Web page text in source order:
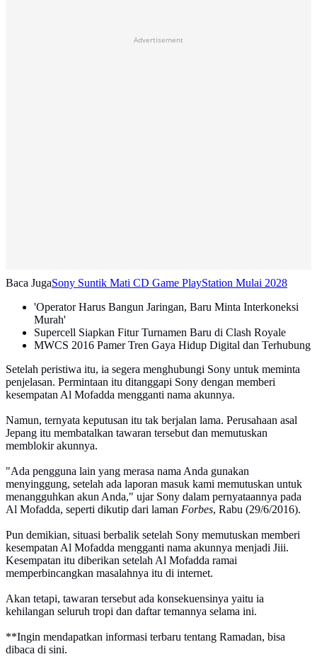
Advertisement
Baca JugaSony Suntik Mati CD Game PlayStation Mulai 2028
'Operator Harus Bangun Jaringan, Baru Minta Interkoneksi
Murah'
Supercell Siapkan Fitur Turnamen Baru di Clash Royale
MWCS 2016 Pamer Tren Gaya Hidup Digital dan Terhubung
Setelah peristiwa itu, ia segera menghubungi Sony untuk meminta
penjelasan. Permintaan itu ditanggapi Sony dengan memberi
kesempatan Al Mofadda mengganti nama akunnya.
Namun, ternyata keputusan itu tak berjalan lama. Perusahaan asal
Jepang itu membatalkan tawaran tersebut dan memutuskan
memblokir akunnya.
"Ada pengguna lain yang merasa nama Anda gunakan
menyinggung, setelah ada laporan masuk kami memutuskan untuk
menangguhkan akun Anda," ujar Sony dalam pernyataannya pada
Al Mofadda, seperti dikutip dari laman Forbes, Rabu (29/6/2016).
Pun demikian, situasi berbalik setelah Sony memutuskan memberi
kesempatan Al Mofadda mengganti nama akunnya menjadi Jiii.
Kesempatan itu diberikan setelah Al Mofadda ramai
memperbincangkan masalahnya itu di internet.
Akan tetapi, tawaran tersebut ada konsekuensinya yaitu ia
kehilangan seluruh tropi dan daftar temannya selama ini.
**Ingin mendapatkan informasi terbaru tentang Ramadan, bisa
dibaca di sini.